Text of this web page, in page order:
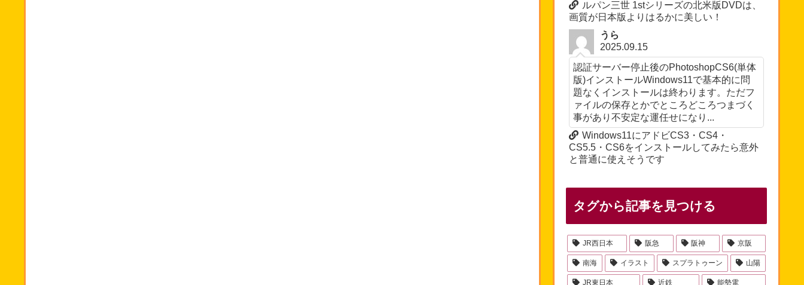
ルパン三世 1stシリーズの北米版DVDは、
画質が日本版よりはるかに美しい！
うら
2025.09.15
認証サーバー停止後のPhotoshopCS6(単体
版)インストールWindows11で基本的に問
題なくインストールは終わります。ただフ
ァイルの保存とかでところどころつまづく
事があり不安定な運任せになり...
Windows11にアドビCS3・CS4・
CS5.5・CS6をインストールしてみたら意外
と普通に使えそうです
タグから記事を見つける
JR西日本 阪急 阪神 京阪
南海 イラスト スプラトゥーン 山陽
JR東日本 近鉄 能勢電